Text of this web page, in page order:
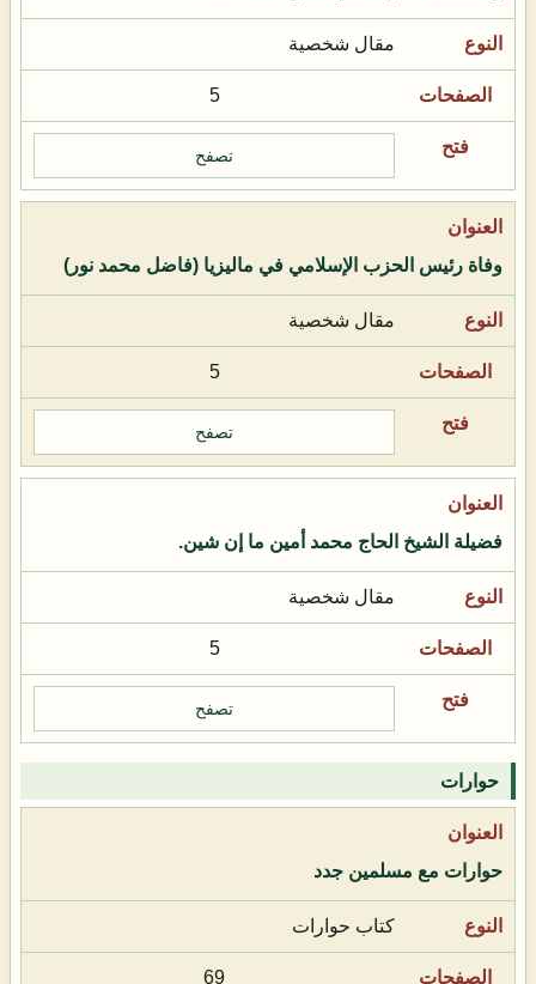
مقال شخصية
5
تصفح
وفاة رئيس الحزب الإسلامي في ماليزيا (فاضل محمد نور)
مقال شخصية
5
تصفح
فضيلة الشيخ الحاج محمد أمين ما إن شين.
مقال شخصية
5
تصفح
حوارات
حوارات مع مسلمين جدد
كتاب حوارات
69